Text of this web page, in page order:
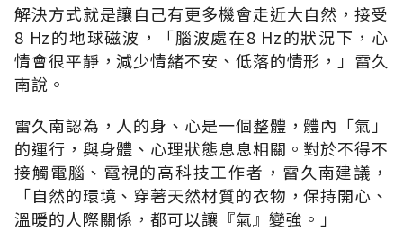
解決方式就是讓自己有更多機會走近大自然，接受
8 Hz的地球磁波，「腦波處在8 Hz的狀況下，心
情會很平靜，減少情緒不安、低落的情形，」雷久
南說。
雷久南認為，人的身、心是一個整體，體內「氣」
的運行，與身體、心理狀態息息相關。對於不得不
接觸電腦、電視的高科技工作者，雷久南建議，
「自然的環境、穿著天然材質的衣物，保持開心、
溫暖的人際關係，都可以讓『氣』變強。」